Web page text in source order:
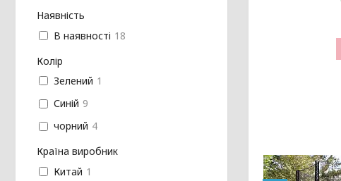
Наявність
В наявності 18
Колір
Зелений 1
Синій 9
чорний 4
Країна виробник
Китай 1